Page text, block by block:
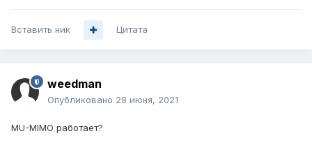
Вставить ник Цитата
weedman
Опубликовано 28 июня, 2021
MU-MIMO работает?